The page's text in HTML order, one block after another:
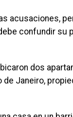
acusaciones,
confundir su
dos
Janeiro,